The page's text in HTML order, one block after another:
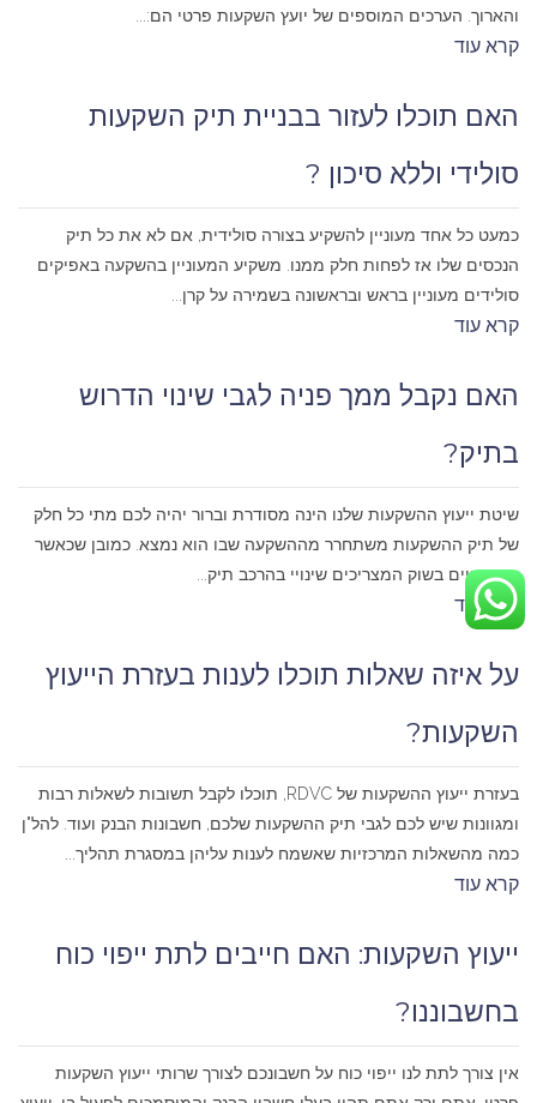
והארוך. הערכים המוספים של יועץ השקעות פרטי הם:...
קרא עוד
האם תוכלו לעזור בבניית תיק השקעות
סולידי וללא סיכון ?
כמעט כל אחד מעוניין להשקיע בצורה סולידית, אם לא את כל תיק
הנכסים שלו אז לפחות חלק ממנו. משקיע המעוניין בהשקעה באפיקים
סולידים מעוניין בראש ובראשונה בשמירה על קרן...
קרא עוד
האם נקבל ממך פניה לגבי שינוי הדרוש
בתיק?
שיטת ייעוץ ההשקעות שלנו הינה מסודרת וברור יהיה לכם מתי כל חלק
של תיק ההשקעות משתחרר מההשקעה שבו הוא נמצא. כמובן שכאשר
יש שינויים בשוק המצריכים שינויי בהרכב תיק...
קרא עוד
על איזה שאלות תוכלו לענות בעזרת הייעוץ
השקעות?
בעזרת ייעוץ ההשקעות של RDVC, תוכלו לקבל תשובות לשאלות רבות
ומגוונות שיש לכם לגבי תיק ההשקעות שלכם, חשבונות הבנק ועוד. להל"ן
כמה מהשאלות המרכזיות שאשמח לענות עליהן במסגרת תהליך...
קרא עוד
ייעוץ השקעות: האם חייבים לתת ייפוי כוח
בחשבוננו?
אין צורך לתת לנו ייפוי כוח על חשבונכם לצורך שרותי ייעוץ השקעות